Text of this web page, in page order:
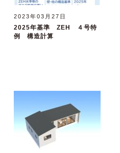
2023年03月27日
2025年基準 ZEH ４号特
例 構造計算